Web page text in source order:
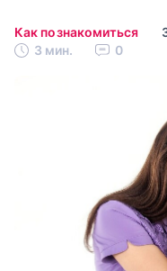
Как познакомиться
3 мин.
0